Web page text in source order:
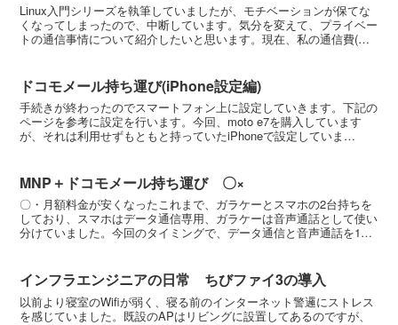
Linux入門シリーズを執筆していましたが、モチベーションが保てな
くなってしまったので、中断しています。気分を変えて、プライベー
トの通信事情について紹介したいと思います。現在、私の通信費(ラ
ドコモメール持ち運び(iPhone設定編)
手続きが終わったのでスマートフォン上に設定していきます。下記の
ページを参考に設定を行います。今回、moto e7を購入しています
が、それは利用せずもともと持っていたiPhoneで設定していま
MNP＋ドコモメール持ち運び 〇×
〇・月額料金が安くなったこれまで、ガラケーとスマホの2台持ちを
しており、スマホはデータ通信専用、ガラケーは音声通話として使い
分けていました。今回のタイミングで、データ通信と音声通話を1台
インフラエンジニアの日常 ちびファイ3の導入
以前より寝室のWifiが弱く、寝る前のインターネット警邏にストレス
を感じていました。既設のAPはリビングに設置してあるのですが、